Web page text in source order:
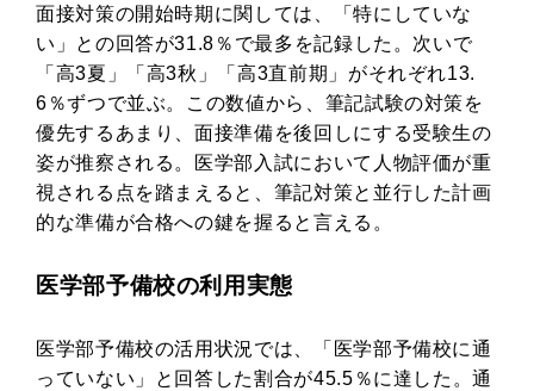
面接対策の開始時期に関しては、「特にしていな
い」との回答が31.8％で最多を記録した。次いで
「高3夏」「高3秋」「高3直前期」がそれぞれ13.
6％ずつで並ぶ。この数値から、筆記試験の対策を
優先するあまり、面接準備を後回しにする受験生の
姿が推察される。医学部入試において人物評価が重
視される点を踏まえると、筆記対策と並行した計画
的な準備が合格への鍵を握ると言える。
医学部予備校の利用実態
医学部予備校の活用状況では、「医学部予備校に通
っていない」と回答した割合が45.5％に達した。通